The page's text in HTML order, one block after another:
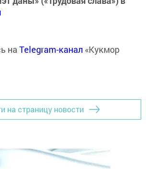
на Telegram-канал «Кукмор
на страницу новости